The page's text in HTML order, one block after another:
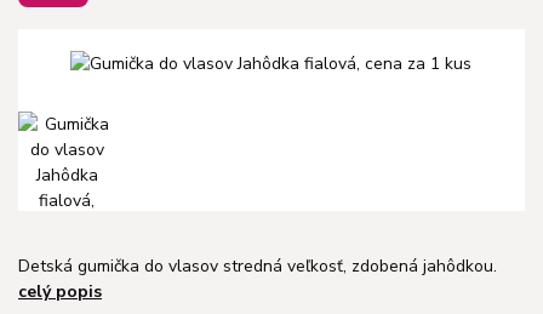
Detská gumička do vlasov stredná veľkosť, zdobená jahôdkou.
celý popis